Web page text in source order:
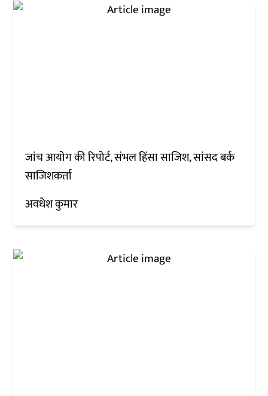
जांच आयोग की रिपोर्ट, संभल हिंसा साजिश, सांसद बर्क
साजिशकर्ता
अवधेश कुमार